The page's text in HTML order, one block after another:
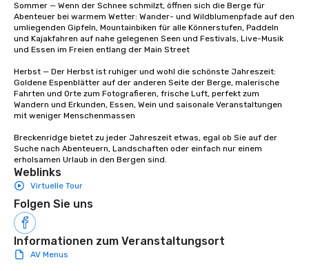
Sommer — Wenn der Schnee schmilzt, öffnen sich die Berge für
Abenteuer bei warmem Wetter: Wander- und Wildblumenpfade auf den
umliegenden Gipfeln, Mountainbiken für alle Könnerstufen, Paddeln
und Kajakfahren auf nahe gelegenen Seen und Festivals, Live-Musik
und Essen im Freien entlang der Main Street
Herbst — Der Herbst ist ruhiger und wohl die schönste Jahreszeit:
Goldene Espenblätter auf der anderen Seite der Berge, malerische
Fahrten und Orte zum Fotografieren, frische Luft, perfekt zum
Wandern und Erkunden, Essen, Wein und saisonale Veranstaltungen
mit weniger Menschenmassen
Breckenridge bietet zu jeder Jahreszeit etwas, egal ob Sie auf der
Suche nach Abenteuern, Landschaften oder einfach nur einem
erholsamen Urlaub in den Bergen sind.
Weblinks
Virtuelle Tour
Folgen Sie uns
Informationen zum Veranstaltungsort
AV Menus